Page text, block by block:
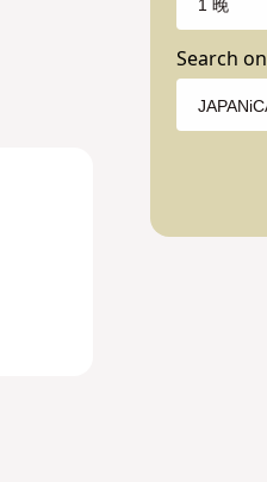
Search on